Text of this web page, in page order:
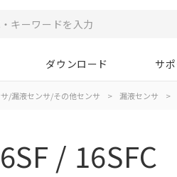
ダウンロード サ
/漏液センサ/その他センサ > 漏液センサ >
/ 16SFC